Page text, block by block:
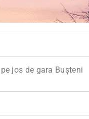
jos de gara Bușteni